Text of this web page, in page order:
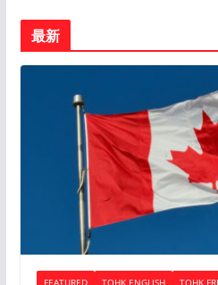
最新
FEATURED TOHK ENGLISH TOHK